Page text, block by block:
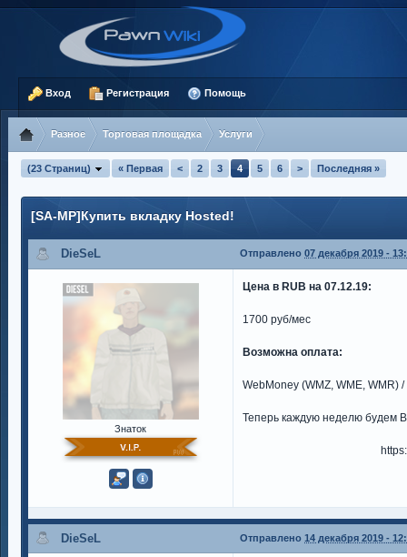
Вход Регистрация Помощь
Разное Торговая площадка Услуги
(23 Страниц) « Первая < 2 3 4 5 6 > Последняя »
[SA-MP]Купить вкладку Hosted!
DieSeL Отправлено 07 декабря 2019 -
Знаток
Цена в RUB на 07.12.19:
1700 руб/мес
Возможна оплата:
WebMoney (WMZ, WME, WMR)
Теперь каждую неделю будем
DieSeL Отправлено 14 декабря 2019 -